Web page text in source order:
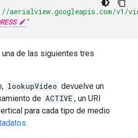
aerialview.googleapis.com/v1/
"
de las siguientes tres
lookupVideo devuelve un
de ACTIVE , un URI
para cada tipo de medio
.